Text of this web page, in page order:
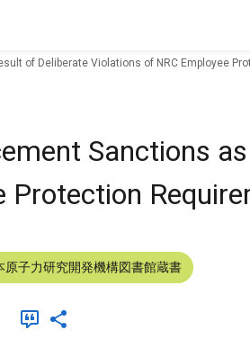
of Deliberate Violations of NRC Employee
Sanctions
Protection
原子力研究開発機構図書館蔵書